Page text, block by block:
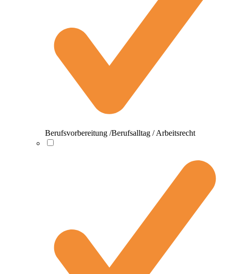
Berufsvorbereitung /Berufsalltag / Arbeitsrecht